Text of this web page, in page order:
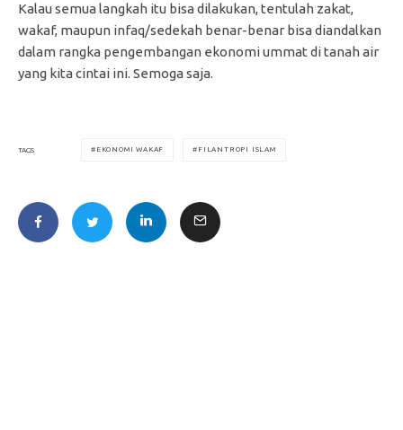
Kalau semua langkah itu bisa dilakukan, tentulah zakat,
wakaf, maupun infaq/sedekah benar-benar bisa diandalkan
dalam rangka pengembangan ekonomi ummat di tanah air
yang kita cintai ini. Semoga saja.
TAGS EKONOMI WAKAF FILANTROPI ISLAM